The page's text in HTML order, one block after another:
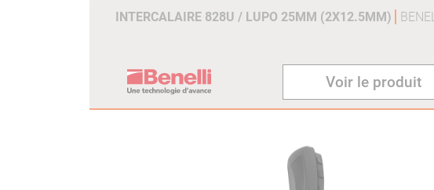
INTERCALAIRE 828U / LUPO 25MM (2X12.5MM)
Voir le produit